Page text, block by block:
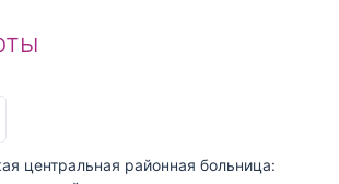
центральная районная больница: